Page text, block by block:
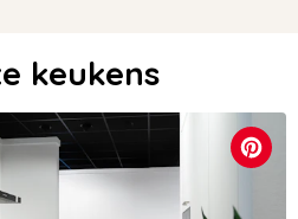
keukens